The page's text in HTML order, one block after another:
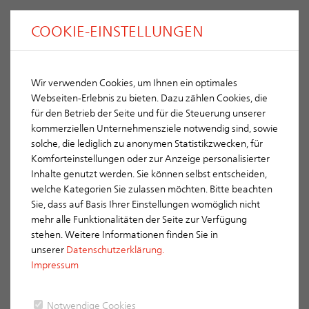
Accessoires spécifiques ERLUS
LES BONS ACCESSOIRES - PARFAITEMENT ADAPTÉS
AUX TUILES ERLUS
accessoires, soit les accessoires spécifiques ERLUS. Ci-dessus,
COOKIE-EINSTELLUNGEN
Wir verwenden Cookies, um Ihnen ein optimales
Webseiten-Erlebnis zu bieten. Dazu zählen Cookies, die
für den Betrieb der Seite und für die Steuerung unserer
kommerziellen Unternehmensziele notwendig sind, sowie
solche, die lediglich zu anonymen Statistikzwecken, für
Komforteinstellungen oder zur Anzeige personalisierter
Inhalte genutzt werden. Sie können selbst entscheiden,
welche Kategorien Sie zulassen möchten. Bitte beachten
Sie, dass auf Basis Ihrer Einstellungen womöglich nicht
mehr alle Funktionalitäten der Seite zur Verfügung
stehen. Weitere Informationen finden Sie in
unserer Datenschutzerklärung.
Impressum
Notwendige Cookies